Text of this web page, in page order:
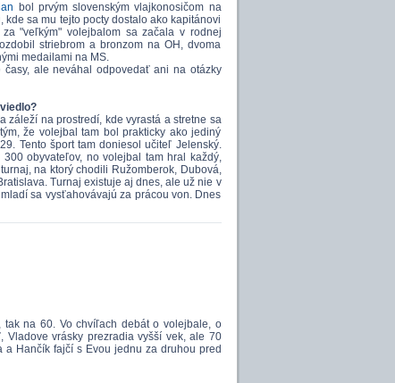
bol prvým slovenským vlajkonosičom na
sa mu tejto pocty dostalo ako kapitánovi
"veľkým" volejbalom sa začala v rodnej
striebrom a bronzom na OH, dvoma
medailami na MS.
ale neváhal odpovedať ani na otázky
na prostredí, kde vyrastá a stretne sa
že volejbal tam bol prakticky ako jediný
Tento šport tam doniesol učiteľ Jelenský.
obyvateľov, no volejbal tam hral každý,
na ktorý chodili Ružomberok, Dubová,
Turnaj existuje aj dnes, ale už nie v
sa vysťahovávajú za prácou von. Dnes
tak na 60. Vo chvíľach debát o volejbale, o
vrásky prezradia vyšší vek, ale 70
Hančík fajčí s Evou jednu za druhou pred